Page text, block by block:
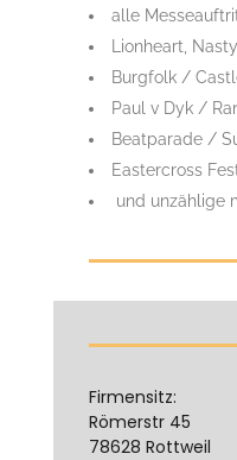
alle
Lionheart,
Burgfolk /
Paul v Dyk /
Beatparade /
Eastercross
und unzählige
Firmensitz:
Römerstr 45
78628 Rottweil